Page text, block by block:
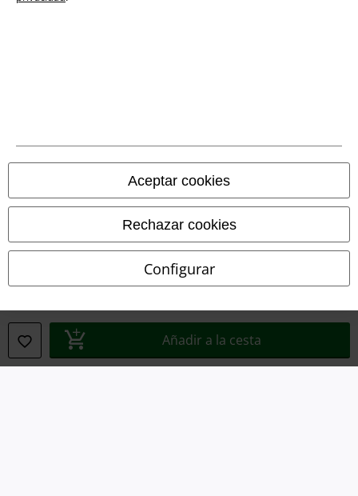
Aceptar cookies
Rechazar cookies
Configurar
Añadir a la cesta
Ley protección de datos
Declaración de Conformidad
Información sobre accesibilidad
Configuración Cookies
Cancelar pedido